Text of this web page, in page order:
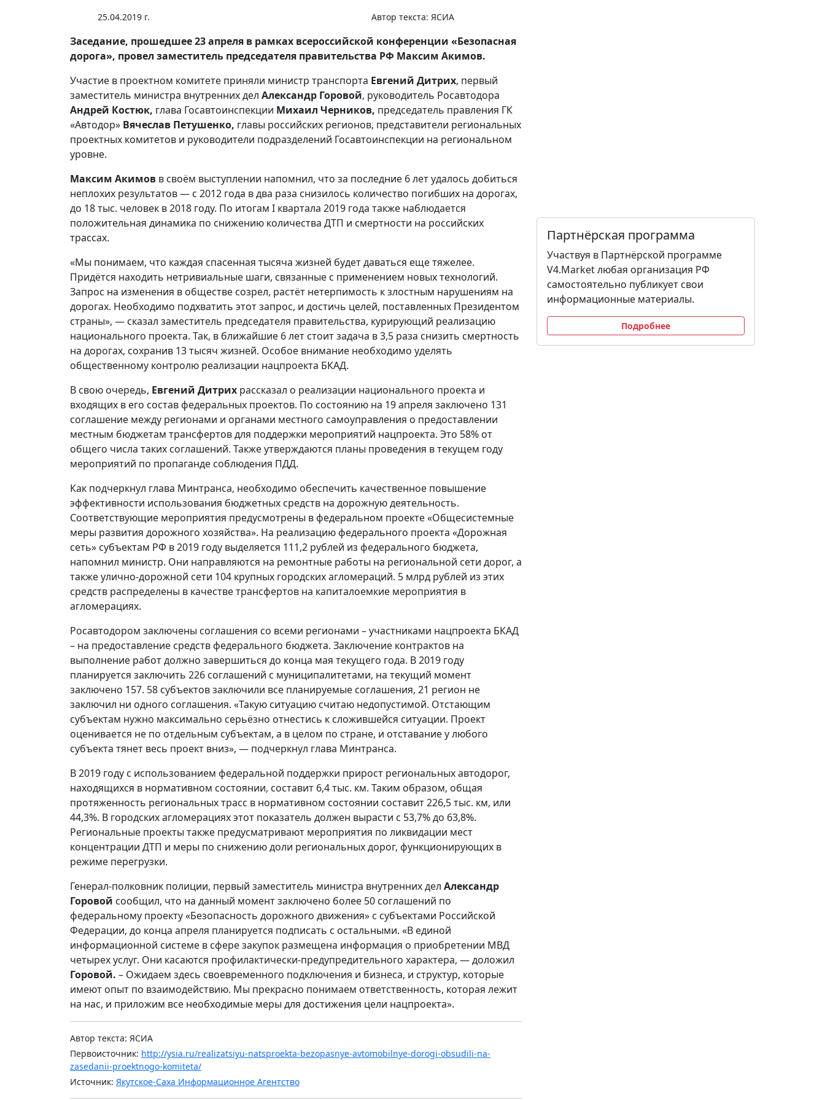
25.04.2019 г. Автор текста: ЯСИА
Заседание, прошедшее 23 апреля в рамках всероссийской конференции «Безопасная
дорога», провел заместитель председателя правительства РФ Максим Акимов.
Участие в проектном комитете приняли министр транспорта Евгений Дитрих, первый
заместитель министра внутренних дел Александр Горовой, руководитель Росавтодора
Андрей Костюк, глава Госавтоинспекции Михаил Черников, председатель правления ГК
«Автодор» Вячеслав Петушенко, главы российских регионов, представители региональных
проектных комитетов и руководители подразделений Госавтоинспекции на региональном
уровне.
Максим Акимов в своём выступлении напомнил, что за последние 6 лет удалось добиться
неплохих результатов — с 2012 года в два раза снизилось количество погибших на дорогах,
до 18 тыс. человек в 2018 году. По итогам I квартала 2019 года также наблюдается
положительная динамика по снижению количества ДТП и смертности на российских
трассах.
«Мы понимаем, что каждая спасенная тысяча жизней будет даваться еще тяжелее.
Придётся находить нетривиальные шаги, связанные с применением новых технологий.
Запрос на изменения в обществе созрел, растёт нетерпимость к злостным нарушениям на
дорогах. Необходимо подхватить этот запрос, и достичь целей, поставленных Президентом
страны», — сказал заместитель председателя правительства, курирующий реализацию
национального проекта. Так, в ближайшие 6 лет стоит задача в 3,5 раза снизить смертность
на дорогах, сохранив 13 тысяч жизней. Особое внимание необходимо уделять
общественному контролю реализации нацпроекта БКАД.
В свою очередь, Евгений Дитрих рассказал о реализации национального проекта и
входящих в его состав федеральных проектов. По состоянию на 19 апреля заключено 131
соглашение между регионами и органами местного самоуправления о предоставлении
местным бюджетам трансфертов для поддержки мероприятий нацпроекта. Это 58% от
общего числа таких соглашений. Также утверждаются планы проведения в текущем году
мероприятий по пропаганде соблюдения ПДД.
Как подчеркнул глава Минтранса, необходимо обеспечить качественное повышение
эффективности использования бюджетных средств на дорожную деятельность.
Соответствующие мероприятия предусмотрены в федеральном проекте «Общесистемные
меры развития дорожного хозяйства». На реализацию федерального проекта «Дорожная
сеть» субъектам РФ в 2019 году выделяется 111,2 рублей из федерального бюджета,
напомнил министр. Они направляются на ремонтные работы на региональной сети дорог, а
также улично-дорожной сети 104 крупных городских агломераций. 5 млрд рублей из этих
средств распределены в качестве трансфертов на капиталоемкие мероприятия в
агломерациях.
Росавтодором заключены соглашения со всеми регионами – участниками нацпроекта БКАД
– на предоставление средств федерального бюджета. Заключение контрактов на
выполнение работ должно завершиться до конца мая текущего года. В 2019 году
планируется заключить 226 соглашений с муниципалитетами, на текущий момент
заключено 157. 58 субъектов заключили все планируемые соглашения, 21 регион не
заключил ни одного соглашения. «Такую ситуацию считаю недопустимой. Отстающим
субъектам нужно максимально серьёзно отнестись к сложившейся ситуации. Проект
оценивается не по отдельным субъектам, а в целом по стране, и отставание у любого
субъекта тянет весь проект вниз», — подчеркнул глава Минтранса.
В 2019 году с использованием федеральной поддержки прирост региональных автодорог,
находящихся в нормативном состоянии, составит 6,4 тыс. км. Таким образом, общая
протяженность региональных трасс в нормативном состоянии составит 226,5 тыс. км, или
44,3%. В городских агломерациях этот показатель должен вырасти с 53,7% до 63,8%.
Региональные проекты также предусматривают мероприятия по ликвидации мест
концентрации ДТП и меры по снижению доли региональных дорог, функционирующих в
режиме перегрузки.
Генерал-полковник полиции, первый заместитель министра внутренних дел Александр
Горовой сообщил, что на данный момент заключено более 50 соглашений по
федеральному проекту «Безопасность дорожного движения» с субъектами Российской
Федерации, до конца апреля планируется подписать с остальными. «В единой
информационной системе в сфере закупок размещена информация о приобретении МВД
четырех услуг. Они касаются профилактически-предупредительного характера, — доложил
Горовой. – Ожидаем здесь своевременного подключения и бизнеса, и структур, которые
имеют опыт по взаимодействию. Мы прекрасно понимаем ответственность, которая лежит
на нас, и приложим все необходимые меры для достижения цели нацпроекта».
Автор текста: ЯСИА
Первоисточник: http://ysia.ru/realizatsiyu-natsproekta-bezopasnye-avtomobilnye-dorogi-obsudili-na-
zasedanii-proektnogo-komiteta/
Источник: Якутское-Саха Информационное Агентство
Партнёрская программа
Участвуя в Партнёрской программе
V4.Market любая организация РФ
самостоятельно публикует свои
информационные материалы.
Подробнее